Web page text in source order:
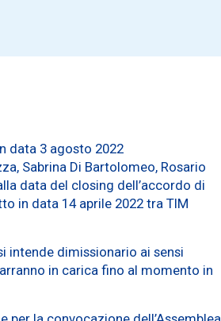
data 3 agosto 2022
Sabrina Di Bartolomeo, Rosario
data del closing dell’accordo di
in data 14 aprile 2022 tra TIM
intende dimissionario ai sensi
in carica fino al momento in